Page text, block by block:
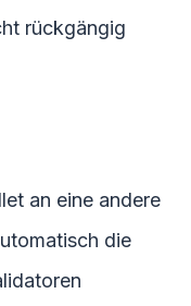
rückgängig
an eine andere
die